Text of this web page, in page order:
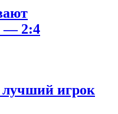
— 2:4
игрок